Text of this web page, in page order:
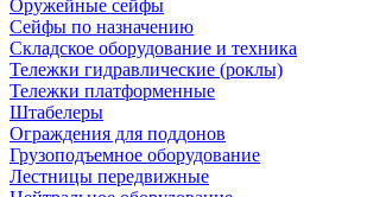
Оружейные сейфы
Сейфы по назначению
Складское оборудование и техника
Тележки гидравлические (роклы)
Тележки платформенные
Штабелеры
Ограждения для поддонов
Грузоподъемное оборудование
Лестницы передвижные